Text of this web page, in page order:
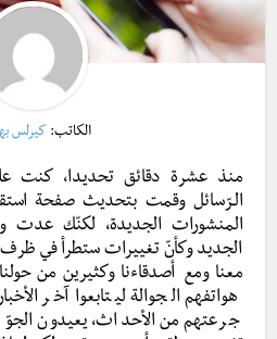
الكاتب: كيرلس
منذ عشرة دقائق تحديدا، كنت
الـرّسائل وقمت بتحديث صفحة
المنشورات الجديدة، لكنّك عدت
معنا ومع أصدقاءنا وكثيرين من
هواتفهم الجوالة ليتابعوا آخر
جرعتهم من الأحداث، يعيدون